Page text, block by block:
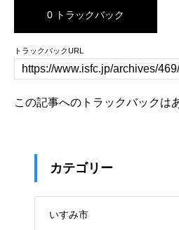
0 トラックバック
トラックバックURL
この記事へのトラックバックは
カテゴリー
いすみ市